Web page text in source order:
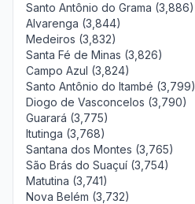
Santo Antônio do Grama (3,886)
Alvarenga (3,844)
Medeiros (3,832)
Santa Fé de Minas (3,826)
Campo Azul (3,824)
Santo Antônio do Itambé (3,799)
Diogo de Vasconcelos (3,790)
Guarará (3,775)
Itutinga (3,768)
Santana dos Montes (3,765)
São Brás do Suaçuí (3,754)
Matutina (3,741)
Nova Belém (3,732)